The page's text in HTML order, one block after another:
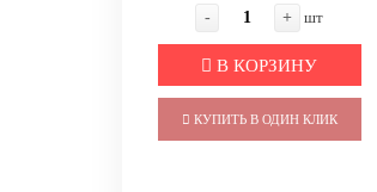
- + шт
В КОРЗИНУ
КУПИТЬ В ОДИН КЛИК